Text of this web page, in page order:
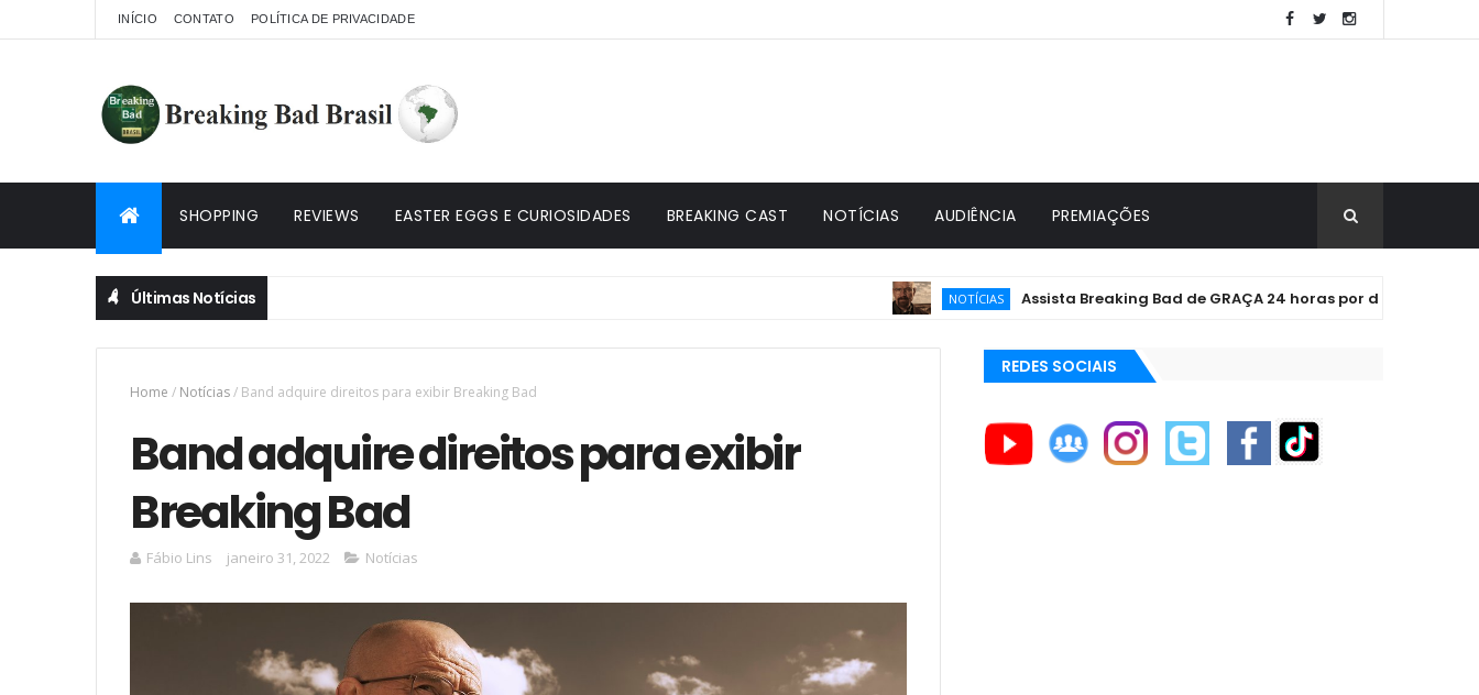
INÍCIO CONTATO POLÍTICA DE PRIVACIDADE
SHOPPING REVIEWS EASTER EGGS E CURIOSIDADES BREAKING CAST NOTÍCIAS AUDIÊNCIA PREMIAÇÕES
Últimas Notícias NOTÍCIAS Assista Breaking Bad de GRAÇA 24 horas por dia
Home / Notícias/ Band adquire direitos para exibir Breaking Bad
Band adquire direitos para exibir
Breaking Bad
Fábio Lins janeiro 31, 2022 Notícias
REDES SOCIAIS